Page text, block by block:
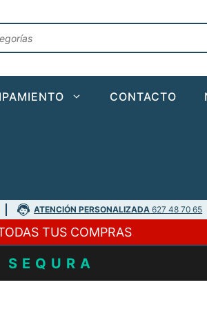
CONTACTO
ATENCIÓN PERSONALIZADA 627 48 70 65
TUS COMPRAS
SEQURA
PVA
Multi